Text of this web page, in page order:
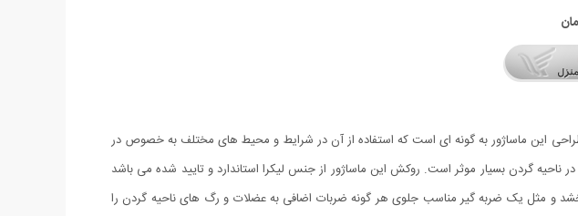
این ماساژور به گونه ای است که استفاده از آن در شرایط و محیط های مختلف به خصوص در
گردن بسیار موثر است. روکش این ماساژور از جنس لیکرا استاندارد و تایید شده می باشد
و مثل یک ضربه گیر مناسب جلوی هر گونه ضربات اضافی به عضلات و رگ های ناحیه گردن را